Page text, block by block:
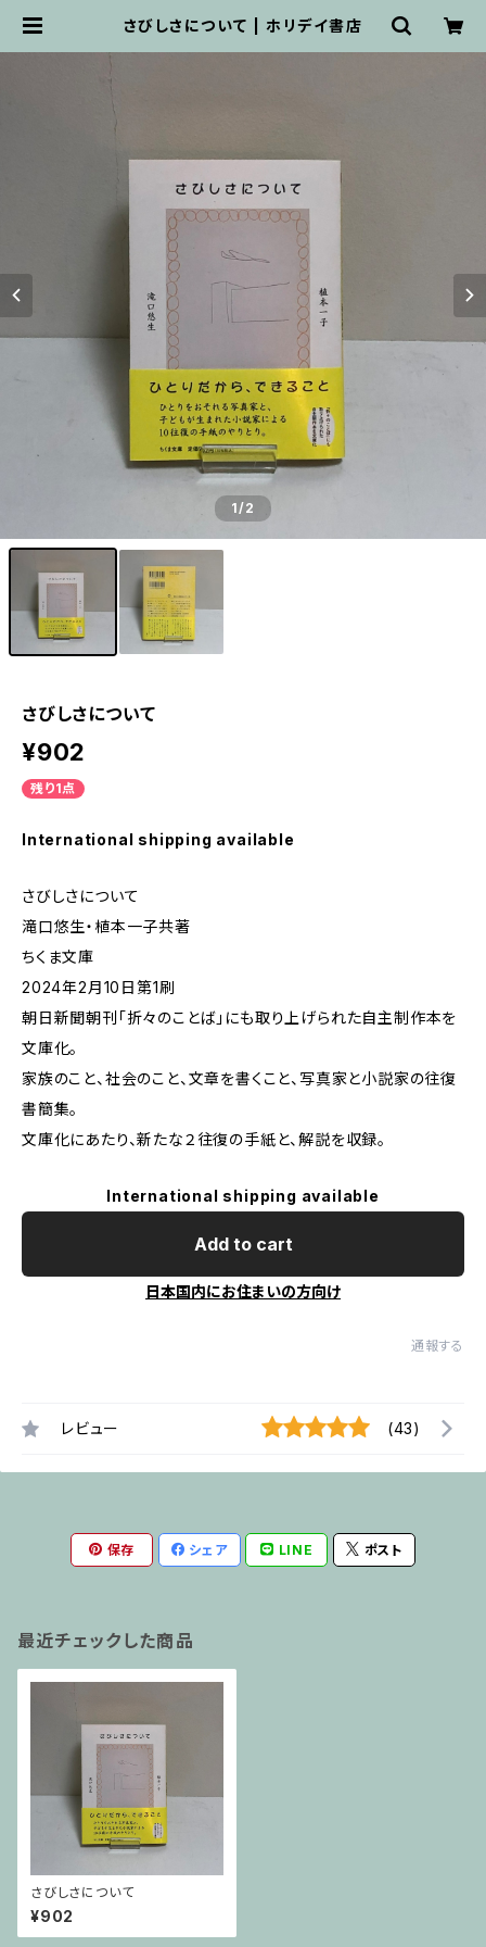
さびしさについて | ホリデイ書店
1/2
さびしさについて
¥902
残り1点
International shipping available
さびしさについて
滝口悠生・植本一子共著
ちくま文庫
2024年2月10日第1刷
朝日新聞朝刊「折々のことば」にも取り上げられた自主制作本を
文庫化。
家族のこと、社会のこと、文章を書くこと、写真家と小説家の往復
書簡集。
文庫化にあたり、新たな２往復の手紙と、解説を収録。
International shipping available
Add to cart
日本国内にお住まいの方向け
通報する
レビュー (43)
保存 シェア LINE ポスト
最近チェックした商品
さびしさについて
¥902